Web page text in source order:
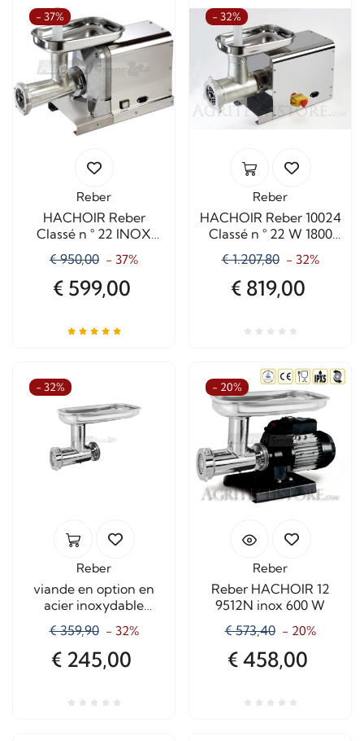
- 37%
Reber
HACHOIR Reber
Classé n ° 22 INOX
1200 W Professional
€ 950,00 - 37%
€ 599,00
- 32%
Reber
HACHOIR Reber 10024
Classé n ° 22 W 1800
Corp Court
professionnel
€ 1.207,80 - 32%
€ 819,00
- 32%
Reber
viande en option en
acier inoxydable
€ 359,90 - 32%
€ 245,00
- 20%
Reber
Reber HACHOIR 12
9512N inox 600 W
€ 573,40 - 20%
€ 458,00